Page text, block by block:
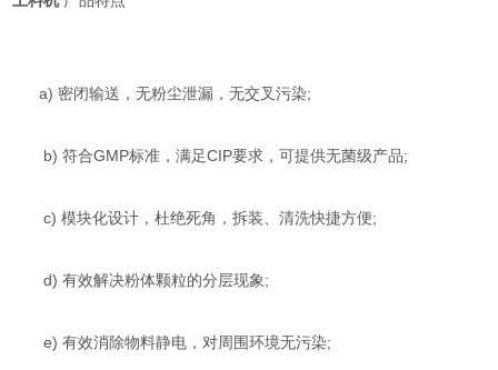
a) 密闭输送，无粉尘泄漏，无交叉污染;
b) 符合GMP标准，满足CIP要求，可提供无菌级产品;
c) 模块化设计，杜绝死角，拆装、清洗快捷方便;
d) 有效解决粉体颗粒的分层现象;
e) 有效消除物料静电，对周围环境无污染;